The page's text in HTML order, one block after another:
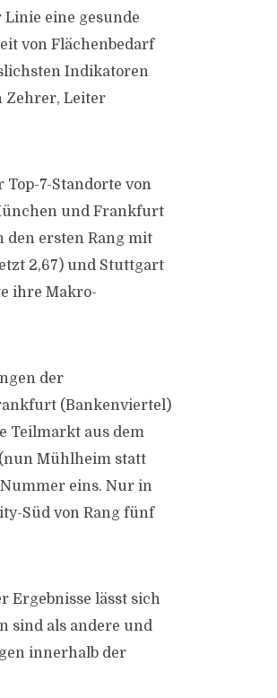
eine gesunde
von Flächenbedarf
Indikatoren
Zehrer, Leiter
7-Standorte von
und Frankfurt
ersten Rang mit
2,67) und Stuttgart
ihre Makro-
der
(Bankenviertel)
Teilmarkt aus dem
Mühlheim statt
eins. Nur in
Süd von Rang fünf
Ergebnisse lässt sich
sind als andere und
innerhalb der